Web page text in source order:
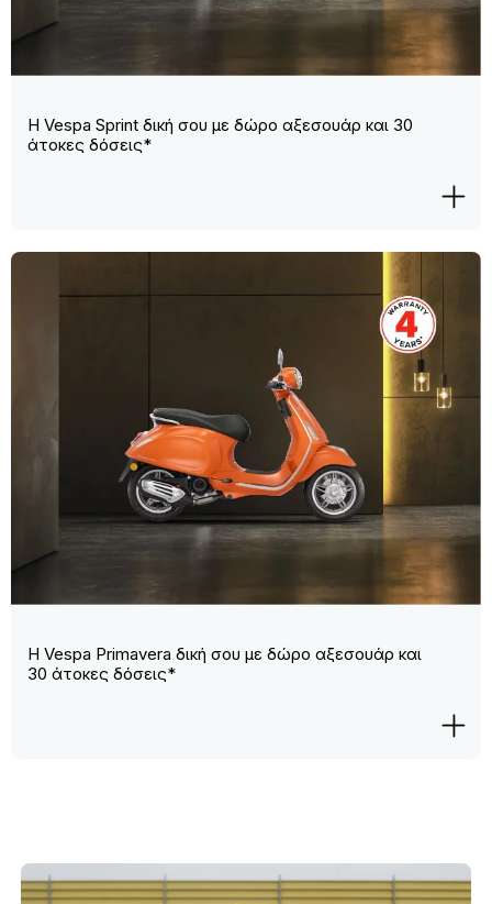
Η Vespa Sprint δική σου με δώρο αξεσουάρ και 30
άτοκες δόσεις*
Η Vespa Primavera δική σου με δώρο αξεσουάρ και
30 άτοκες δόσεις*